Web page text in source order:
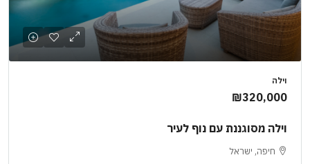
וילה
₪320,000
וילה מסוגננת עם נוף לעיר
חיפה, ישראל